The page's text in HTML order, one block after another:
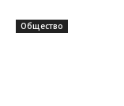
Общество